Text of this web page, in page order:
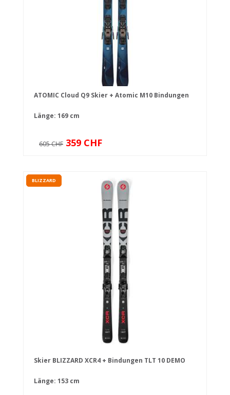
ATOMIC Cloud Q9 Skier + Atomic M10 Bindungen
Länge: 169 cm
605 CHF 359 CHF
BLIZZARD
Skier BLIZZARD XCR4 + Bindungen TLT 10 DEMO
Länge: 153 cm